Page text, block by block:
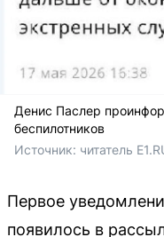
Денис Паслер
беспилотников
Источник: читатель
Первое
появилось в